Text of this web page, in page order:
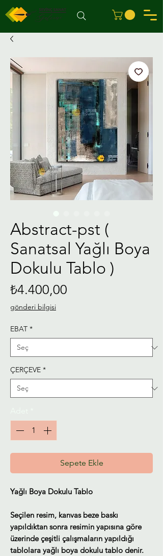
Abstract-pst (
Sanatsal Yağlı Boya
Dokulu Tablo )
₺4.400,00
gönderi bilgisi
EBAT *
ÇERÇEVE *
Sepete Ekle
Yağlı Boya Dokulu Tablo
Seçilen resim, kanvas beze baskı
yapıldıktan sonra resimin yapısına göre
üzerinde çeşitli çalışmaların yapıldığı
tablolara yağlı boya dokulu tablo denir.